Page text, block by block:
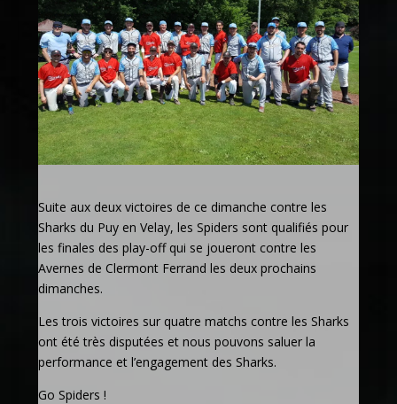
Suite aux deux victoires de ce dimanche contre les
Sharks du Puy en Velay, les Spiders sont qualifiés pour
les finales des play-off qui se joueront contre les
Avernes de Clermont Ferrand les deux prochains
dimanches.
Les trois victoires sur quatre matchs contre les Sharks
ont été très disputées et nous pouvons saluer la
performance et l’engagement des Sharks.
Go Spiders !